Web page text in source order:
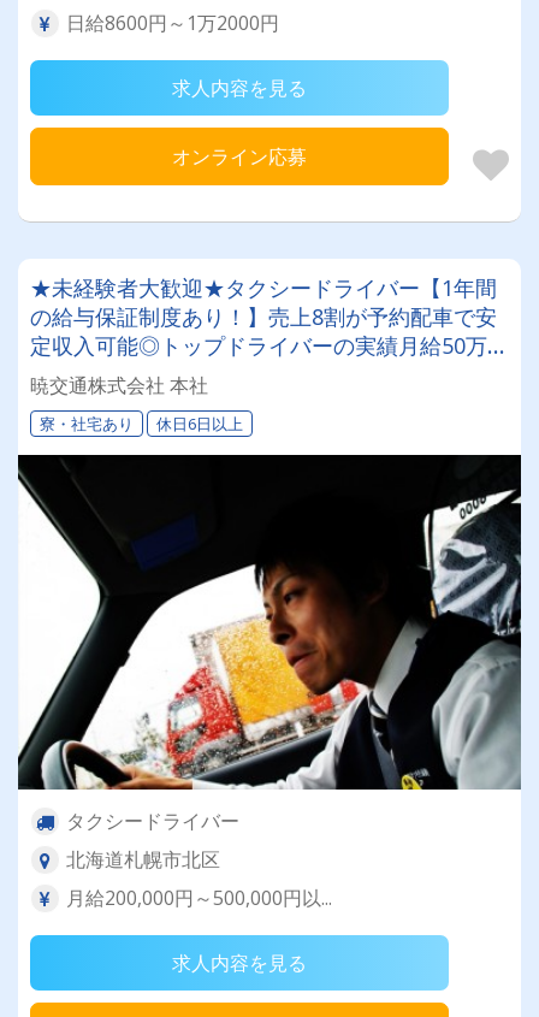
日給8600円～1万2000円
求人内容を見る
オンライン応募
★未経験者大歓迎★タクシードライバー【1年間
の給与保証制度あり！】売上8割が予約配車で安
定収入可能◎トップドライバーの実績月給50万
円!!!寮完備で6か月間家賃無料
暁交通株式会社 本社
寮・社宅あり 休日6日以上
タクシードライバー
北海道札幌市北区
月給200,000円～500,000円以...
求人内容を見る